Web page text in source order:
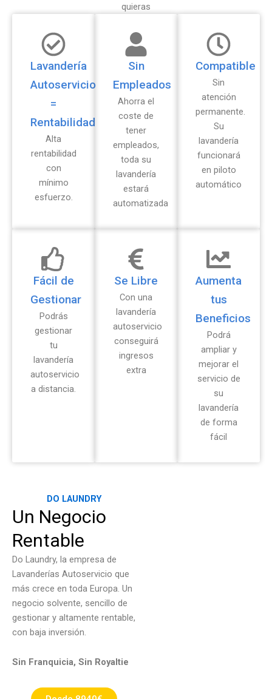
quieras
Lavandería
Autoservicio
=
Rentabilidad
Alta
rentabilidad
con
mínimo
esfuerzo.
Sin
Empleados
Ahorra el
coste de
tener
empleados,
toda su
lavandería
estará
automatizada
Compatible
Sin
atención
permanente.
Su
lavandería
funcionará
en piloto
automático
Fácil de
Gestionar
Podrás
gestionar
tu
lavandería
autoservicio
a distancia.
Se Libre
Con una
lavandería
autoservicio
conseguirá
ingresos
extra
Aumenta
tus
Beneficios
Podrá
ampliar y
mejorar el
servicio de
su
lavandería
de forma
fácil
DO LAUNDRY
Un Negocio
Rentable
Do Laundry, la empresa de
Lavanderías Autoservicio que
más crece en toda Europa. Un
negocio solvente, sencillo de
gestionar y altamente rentable,
con baja inversión.
Sin Franquicia, Sin Royaltie